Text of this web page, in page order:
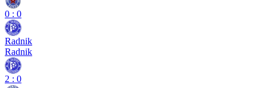
0 : 0
Radnik
Radnik
2 : 0